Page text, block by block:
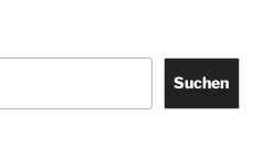
Suchen